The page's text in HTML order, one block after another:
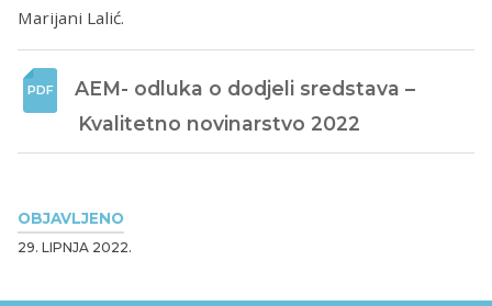
OBJAVLJENO
29. LIPNJA 2022.
Marijani Lalić.
AEM- odluka o dodjeli sredstava –
Kvalitetno novinarstvo 2022